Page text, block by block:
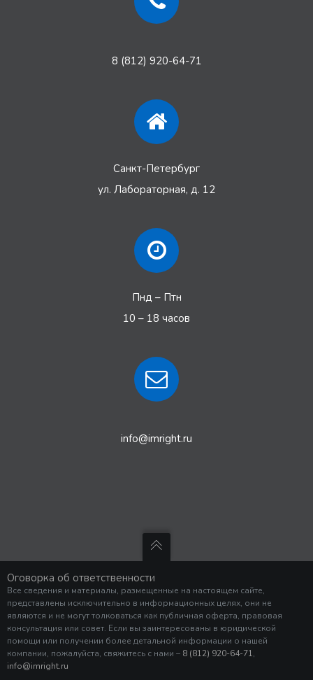
8 (812) 920-64-71
Санкт-Петербург
ул. Лабораторная, д. 12
Пнд – Птн
10 – 18 часов
info@imright.ru
Оговорка об ответственности
Все сведения и материалы, размещенные на настоящем сайте,
представлены исключительно в информационных целях, они не
являются и не могут толковаться как публичная оферта, правовая
консультация или совет. Если вы заинтересованы в юридической
помощи или получении более детальной информации о нашей
компании, пожалуйста, свяжитесь с нами – 8 (812) 920-64-71,
info@imright.ru